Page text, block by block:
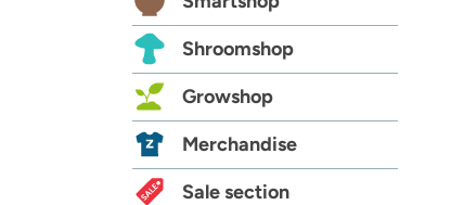
Shroomshop
Growshop
Merchandise
Sale section